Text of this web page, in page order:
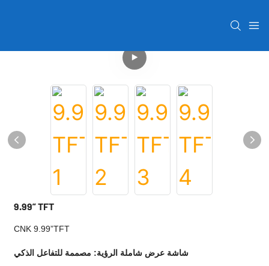
9.99” TFT
CNK 9.99”TFT
شاشة عرض شاملة الرؤية: مصممة للتفاعل الذكي